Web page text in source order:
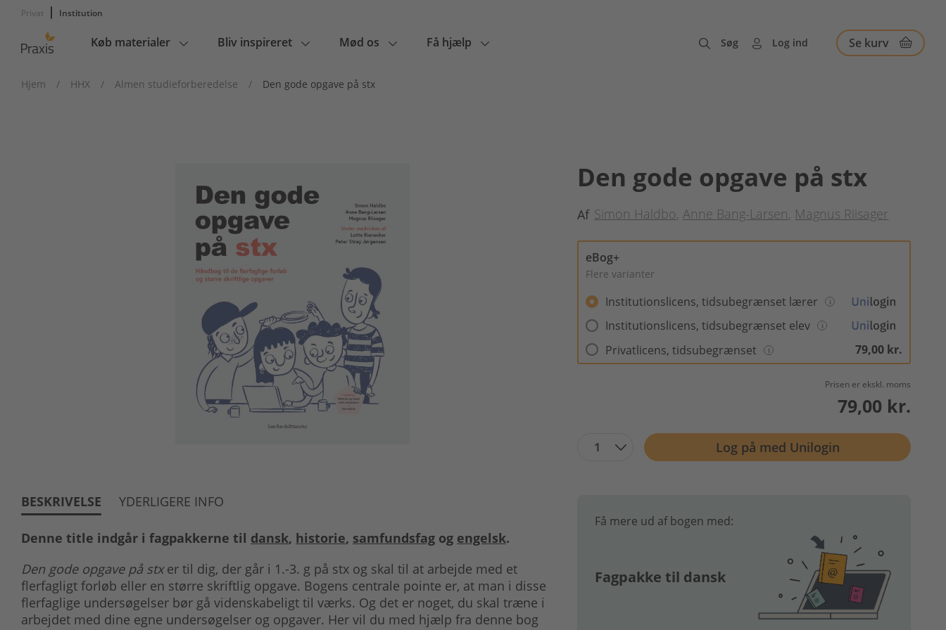
Privat Institution
Main
Køb materialer Bliv inspireret Mød os Få hjælp Søg Log ind Se kurv
Hjem / HHX / Almen studieforberedelse / Den gode opgave på stx
Den gode opgave på stx
Af Simon Haldbo Anne Bang-Larsen Magnus Riisager
eBog+
Flere varianter
Institutionslicens, tidsubegrænset lærer
Institutionslicens, tidsubegrænset elev
Privatlicens, tidsubegrænset
79,00 kr.
Prisen er ekskl. moms
79,00 kr.
1 Log på med Unilogin
Få mere ud af bogen med:
Fagpakke til dansk
BESKRIVELSE YDERLIGERE INFO
Denne title indgår i fagpakkerne til dansk, historie, samfundsfag og engelsk.
Den gode opgave på stxer til dig, der går i 1.-3. g på stx og skal til at arbejde med et
flerfagligt forløb eller en større skriftlig opgave. Bogens centrale pointe er, at man i disse
flerfaglige undersøgelser bør gå videnskabeligt til værks. Og det er noget, du skal træne i
arbejdet med dine egne undersøgelser og opgaver. Her vil du med hjælp fra denne bog